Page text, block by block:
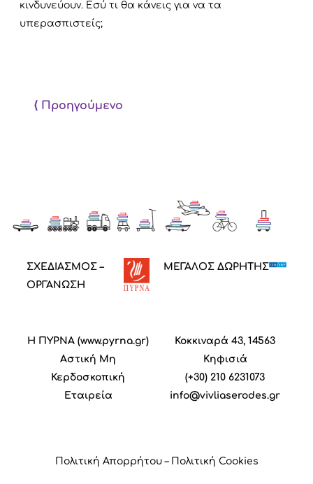
κινδυνεύουν. Εσύ τι θα κάνεις για να τα
υπερασπιστείς;
⟨ Προηγούμενο
Η ΠΥΡΝΑ (www.pyrna.gr)
Αστική Mη
Κερδοσκοπική
Εταιρεία
Κοκκιναρά 43, 14563
Κηφισιά
(+30) 210 6231073
info@vivliaserodes.gr
ΣΧΕΔΙΑΣΜΟΣ –
ΟΡΓΑΝΩΣΗ
ΜΕΓΑΛΟΣ ΔΩΡΗΤΗΣ
Πολιτική Απορρήτου– Πολιτική Cookies